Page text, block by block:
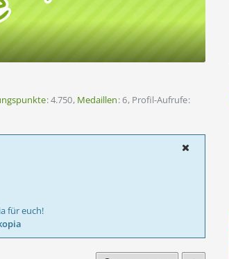
4.750 Medaillen 6 Profil-Aufrufe
für euch!